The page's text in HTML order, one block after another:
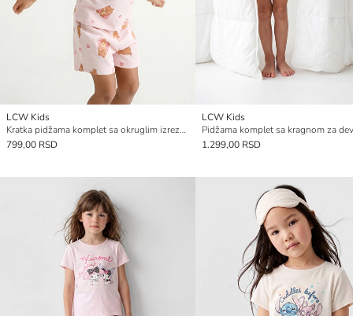
LCW Kids
Kratka pidžama komplet sa okruglim izrezom za devojčice
799,00 RSD
LCW Kids
1.299,00 RSD